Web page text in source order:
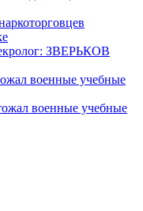
ЗВЕРЬКОВ
военные учебные
военные учебные